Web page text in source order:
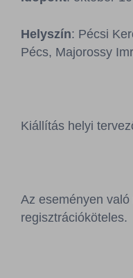
Kapcsolat
Helyszín: Pécsi
Pécs, Majorossy
Kiállítás helyi
Az eseményen való
regisztrációköteles.